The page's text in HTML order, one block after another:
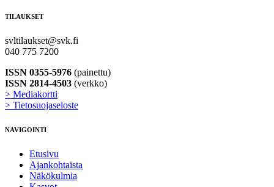
TILAUKSET
svltilaukset@svk.fi
040 775 7200
ISSN 0355-5976 (painettu)
ISSN 2814-4503 (verkko)
> Mediakortti
> Tietosuojaseloste
NAVIGOINTI
Etusivu
Ajankohtaista
Näkökulmia